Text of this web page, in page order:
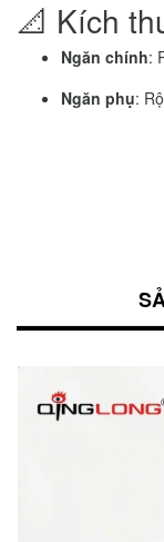
📐 Kích
Ngăn chính:
Ngăn phụ: